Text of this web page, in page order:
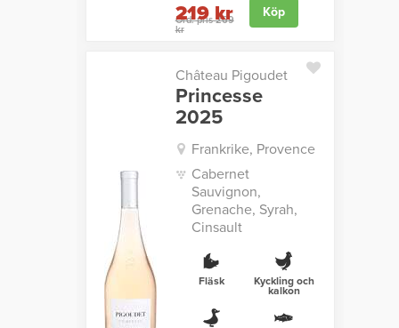
Ord. pris 269
kr
219 kr Köp
Château Pigoudet
Princesse
2025
Frankrike, Provence
Cabernet
Sauvignon,
Grenache, Syrah,
Cinsault
Fläsk Kyckling och
kalkon